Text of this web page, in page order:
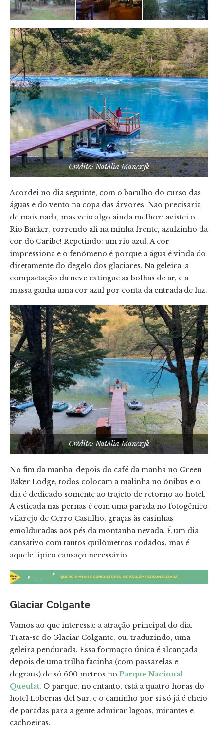
Crédito: Natália Manczyk
Acordei no dia seguinte, com o barulho do curso das
águas e do vento na copa das árvores. Não precisaria
de mais nada, mas veio algo ainda melhor: avistei o
Rio Backer, correndo ali na minha frente, azulzinho da
cor do Caribe! Repetindo: um rio azul. A cor
impressiona e o fenômeno é porque a água é vinda do
diretamente do degelo dos glaciares. Na geleira, a
compactação da neve extingue as bolhas de ar, e a
massa ganha uma cor azul por conta da entrada de luz.
Crédito: Natália Manczyk
No fim da manhã, depois do café da manhã no Green
Baker Lodge, todos colocam a malinha no ônibus e o
dia é dedicado somente ao trajeto de retorno ao hotel.
A esticada nas pernas é com uma parada no fotogênico
vilarejo de Cerro Castilho, graças às casinhas
emolduradas aos pés da montanha nevada. É um dia
cansativo com tantos quilômetros rodados, mas é
aquele típico cansaço necessário.
Glaciar Colgante
Vamos ao que interessa: a atração principal do dia.
Trata-se do Glaciar Colgante, ou, traduzindo, uma
geleira pendurada. Essa formação única é alcançada
depois de uma trilha facinha (com passarelas e
degraus) de só 600 metros no Parque Nacional
Queulat. O parque, no entanto, está a quatro horas do
hotel Loberías del Sur, e o caminho por si só já é cheio
de paradas para a gente admirar lagoas, mirantes e
cachoeiras.